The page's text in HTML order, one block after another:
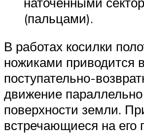
(пальцами).
В работах косилки
ножиками приводится в
поступательно-
движение параллельно
поверхности земли.
встречающиеся на его